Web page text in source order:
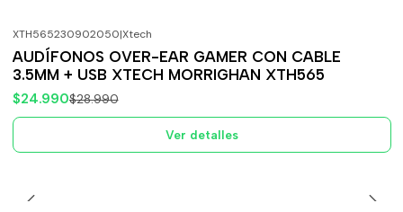
-14%
Agotado
XTH565230902050|Xtech
AUDÍFONOS OVER-EAR GAMER CON CABLE
3.5MM + USB XTECH MORRIGHAN XTH565
$24.990$28.990
Ver detalles